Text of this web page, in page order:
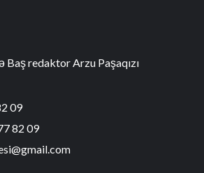
Baş redaktor Arzu Paşaqızı
09
82 09